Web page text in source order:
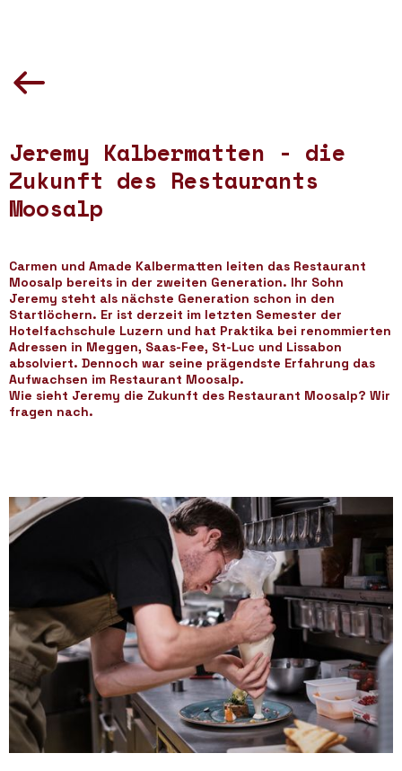
Jeremy Kalbermatten - die
Zukunft des Restaurants
Moosalp
Carmen und Amade Kalbermatten leiten das Restaurant
Moosalp bereits in der zweiten Generation. Ihr Sohn
Jeremy steht als nächste Generation schon in den
Startlöchern. Er ist derzeit im letzten Semester der
Hotelfachschule Luzern und hat Praktika bei renommierten
Adressen in Meggen, Saas-Fee, St-Luc und Lissabon
absolviert. Dennoch war seine prägendste Erfahrung das
Aufwachsen im Restaurant Moosalp.
Wie sieht Jeremy die Zukunft des Restaurant Moosalp? Wir
fragen nach.